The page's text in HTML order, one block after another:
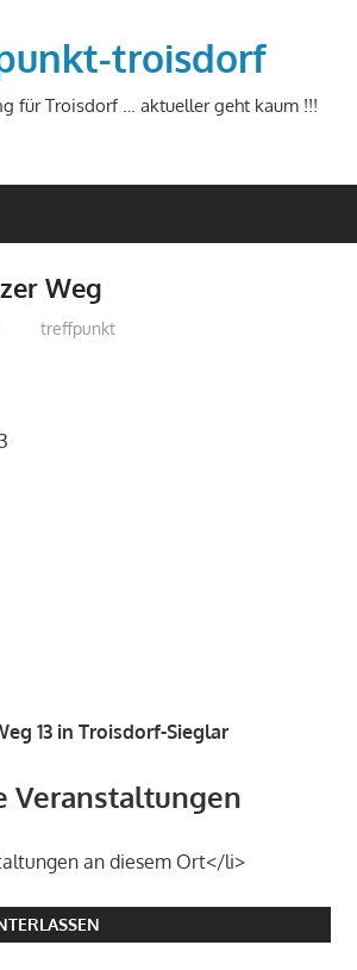
troisdorf
für Troisdorf … aktueller geht kaum !!!
Weg
treffpunkt
13 in Troisdorf-Sieglar
Veranstaltungen
an diesem Ort</li>